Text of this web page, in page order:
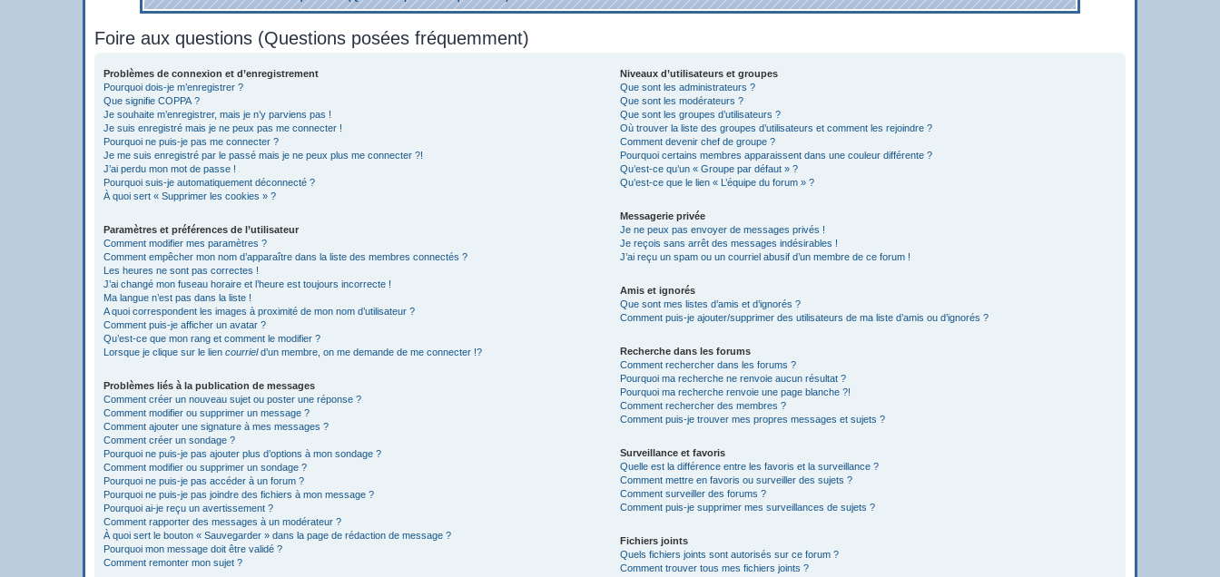
Foire aux questions (Questions posées fréquemment)
Problèmes de connexion et d’enregistrement
Pourquoi dois-je m’enregistrer ?
Que signifie COPPA ?
Je souhaite m’enregistrer, mais je n’y parviens pas !
Je suis enregistré mais je ne peux pas me connecter !
Pourquoi ne puis-je pas me connecter ?
Je me suis enregistré par le passé mais je ne peux plus me connecter ?!
J’ai perdu mon mot de passe !
Pourquoi suis-je automatiquement déconnecté ?
À quoi sert « Supprimer les cookies » ?
Paramètres et préférences de l’utilisateur
Comment modifier mes paramètres ?
Comment empêcher mon nom d’apparaître dans la liste des membres connectés ?
Les heures ne sont pas correctes !
J’ai changé mon fuseau horaire et l’heure est toujours incorrecte !
Ma langue n’est pas dans la liste !
A quoi correspondent les images à proximité de mon nom d’utilisateur ?
Comment puis-je afficher un avatar ?
Qu’est-ce que mon rang et comment le modifier ?
Lorsque je clique sur le lien courrield’un membre, on me demande de me connecter !?
Problèmes liés à la publication de messages
Comment créer un nouveau sujet ou poster une réponse ?
Comment modifier ou supprimer un message ?
Comment ajouter une signature à mes messages ?
Comment créer un sondage ?
Pourquoi ne puis-je pas ajouter plus d’options à mon sondage ?
Comment modifier ou supprimer un sondage ?
Pourquoi ne puis-je pas accéder à un forum ?
Pourquoi ne puis-je pas joindre des fichiers à mon message ?
Pourquoi ai-je reçu un avertissement ?
Comment rapporter des messages à un modérateur ?
À quoi sert le bouton « Sauvegarder » dans la page de rédaction de message ?
Pourquoi mon message doit être validé ?
Comment remonter mon sujet ?
Niveaux d’utilisateurs et groupes
Que sont les administrateurs ?
Que sont les modérateurs ?
Que sont les groupes d’utilisateurs ?
Où trouver la liste des groupes d’utilisateurs et comment les rejoindre ?
Comment devenir chef de groupe ?
Pourquoi certains membres apparaissent dans une couleur différente ?
Qu’est-ce qu’un « Groupe par défaut » ?
Qu’est-ce que le lien « L’équipe du forum » ?
Messagerie privée
Je ne peux pas envoyer de messages privés !
Je reçois sans arrêt des messages indésirables !
J’ai reçu un spam ou un courriel abusif d’un membre de ce forum !
Amis et ignorés
Que sont mes listes d’amis et d’ignorés ?
Comment puis-je ajouter/supprimer des utilisateurs de ma liste d’amis ou d’ignorés ?
Recherche dans les forums
Comment rechercher dans les forums ?
Pourquoi ma recherche ne renvoie aucun résultat ?
Pourquoi ma recherche renvoie une page blanche ?!
Comment rechercher des membres ?
Comment puis-je trouver mes propres messages et sujets ?
Surveillance et favoris
Quelle est la différence entre les favoris et la surveillance ?
Comment mettre en favoris ou surveiller des sujets ?
Comment surveiller des forums ?
Comment puis-je supprimer mes surveillances de sujets ?
Fichiers joints
Quels fichiers joints sont autorisés sur ce forum ?
Comment trouver tous mes fichiers joints ?